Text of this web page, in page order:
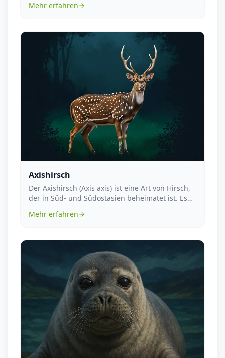
Mehr erfahren
Axishirsch
Der Axishirsch (Axis axis) ist eine Art von Hirsch,
der in Süd- und Südostasien beheimatet ist. Es
Mehr erfahren